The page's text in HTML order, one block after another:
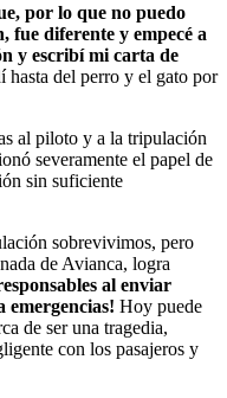
por lo que no puedo
fue diferente y empecé a
y escribí mi carta de
hasta del perro y el gato por
al piloto y a la tripulación
severamente el papel de
sin suficiente
sobrevivimos, pero
de Avianca, logra
al enviar
emergencias! Hoy puede
de ser una tragedia,
con los pasajeros y